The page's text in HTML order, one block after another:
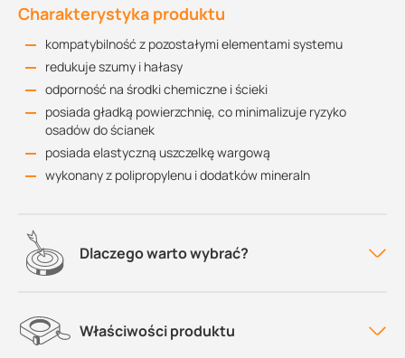
Charakterystyka produktu
kompatybilność z pozostałymi elementami systemu
redukuje szumy i hałasy
odporność na środki chemiczne i ścieki
posiada gładką powierzchnię, co minimalizuje ryzyko
osadów do ścianek
posiada elastyczną uszczelkę wargową
wykonany z polipropylenu i dodatków mineraln
Dlaczego warto wybrać?
Właściwości produktu